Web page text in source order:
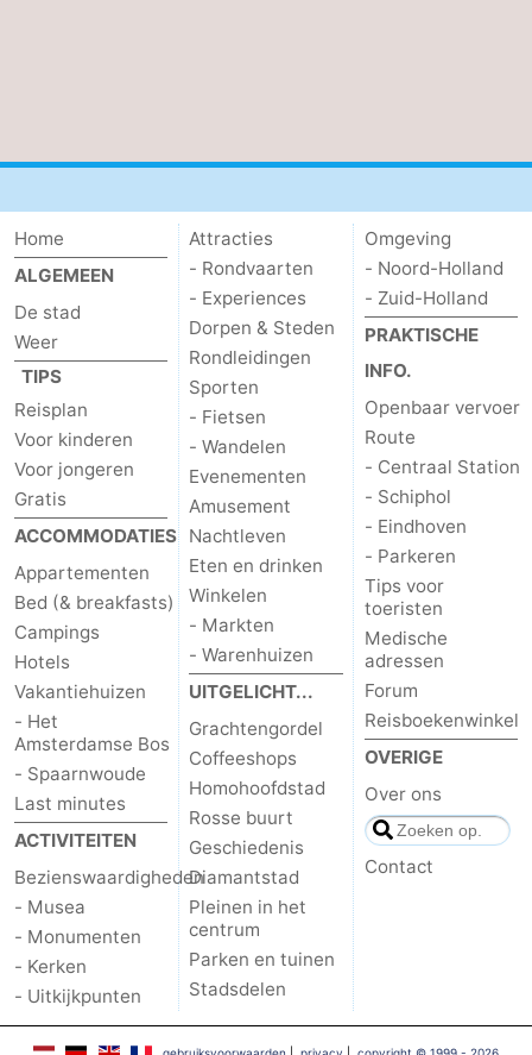
Home
ALGEMEEN
De stad
Weer
TIPS
Reisplan
Voor kinderen
Voor jongeren
Gratis
ACCOMMODATIES
Appartementen
Bed (& breakfasts)
Campings
Hotels
Vakantiehuizen
- Het
Amsterdamse Bos
- Spaarnwoude
Last minutes
ACTIVITEITEN
Bezienswaardigheden
- Musea
- Monumenten
- Kerken
- Uitkijkpunten
Attracties
- Rondvaarten
- Experiences
Dorpen & Steden
Rondleidingen
Sporten
- Fietsen
- Wandelen
Evenementen
Amusement
Nachtleven
Eten en drinken
Winkelen
- Markten
- Warenhuizen
UITGELICHT...
Grachtengordel
Coffeeshops
Homohoofdstad
Rosse buurt
Geschiedenis
Diamantstad
Pleinen in het
centrum
Parken en tuinen
Stadsdelen
Omgeving
- Noord-Holland
- Zuid-Holland
PRAKTISCHE
INFO.
Openbaar vervoer
Route
- Centraal Station
- Schiphol
- Eindhoven
- Parkeren
Tips voor
toeristen
Medische
adressen
Forum
Reisboekenwinkel
OVERIGE
Over ons
Contact